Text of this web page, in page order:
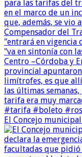
El Concejo